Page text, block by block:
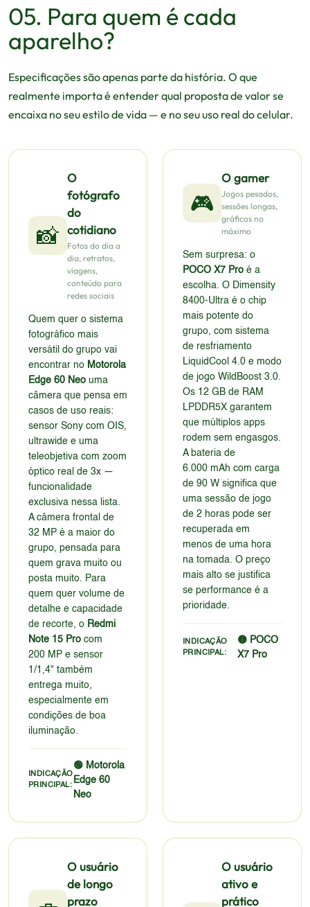
05. Para quem é cada
aparelho?
Especificações são apenas parte da história. O que
realmente importa é entender qual proposta de valor se
encaixa no seu estilo de vida — e no seu uso real do celular.
📸
O
fotógrafo
do
cotidiano
Fotos do dia a
dia, retratos,
viagens,
conteúdo para
redes sociais
Quem quer o sistema
fotográfico mais
versátil do grupo vai
encontrar no Motorola
Edge 60 Neo uma
câmera que pensa em
casos de uso reais:
sensor Sony com OIS,
ultrawide e uma
teleobjetiva com zoom
óptico real de 3x —
funcionalidade
exclusiva nessa lista.
A câmera frontal de
32 MP é a maior do
grupo, pensada para
quem grava muito ou
posta muito. Para
quem quer volume de
detalhe e capacidade
de recorte, o Redmi
Note 15 Pro com
200 MP e sensor
1/1,4" também
entrega muito,
especialmente em
condições de boa
iluminação.
INDICAÇÃO
PRINCIPAL:
🟢 Motorola
Edge 60
Neo
🎮
O gamer
Jogos pesados,
sessões longas,
gráficos no
máximo
Sem surpresa: o
POCO X7 Pro é a
escolha. O Dimensity
8400-Ultra é o chip
mais potente do
grupo, com sistema
de resfriamento
LiquidCool 4.0 e modo
de jogo WildBoost 3.0.
Os 12 GB de RAM
LPDDR5X garantem
que múltiplos apps
rodem sem engasgos.
A bateria de
6.000 mAh com carga
de 90 W significa que
uma sessão de jogo
de 2 horas pode ser
recuperada em
menos de uma hora
na tomada. O preço
mais alto se justifica
se performance é a
prioridade.
INDICAÇÃO
PRINCIPAL:
🟡 POCO
X7 Pro
O usuário
de longo
prazo
O usuário
ativo e
prático